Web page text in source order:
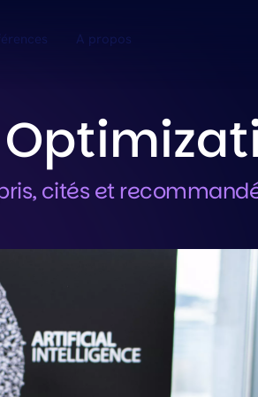
navigation
& Performance
Media Marketing
A propos
cités et